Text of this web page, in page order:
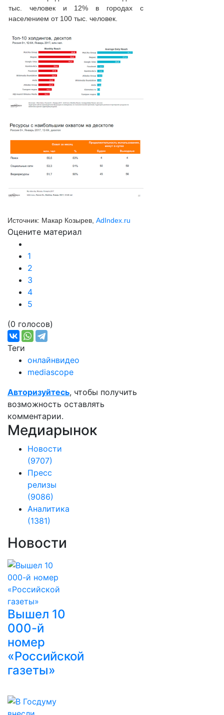
тыс. человек и 12% в городах с
населением от 100 тыс. человек.
Источник: Макар Козырев, AdIndex.ru
Оцените материал
1
2
3
4
5
(0 голосов)
Теги
онлайнвидео
mediascope
Авторизуйтесь, чтобы получить
возможность оставлять
комментарии.
Медиарынок
Новости
(9707)
Пресс
релизы
(9086)
Аналитика
(1381)
Новости
Вышел 10
000-й
номер
«Российской
газеты»